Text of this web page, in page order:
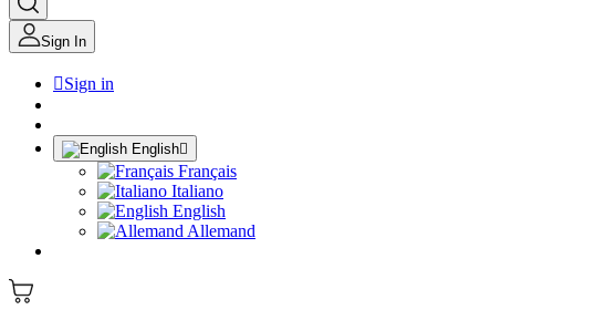
Sign In
Sign in
English
Français
Italiano
English
Allemand